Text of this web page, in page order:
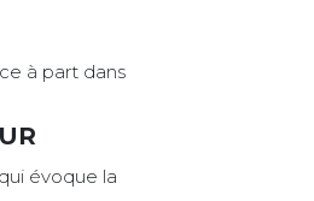
à part dans
évoque la